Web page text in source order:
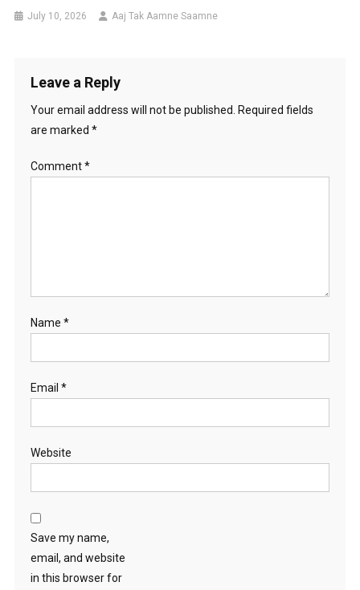
July 10, 2026 Aaj Tak Aamne Saamne
Leave a Reply
Your email address will not be published.
Required fields
are marked *
Comment*
Name *
Email *
Website
Save my name,
email, and website
in this browser for